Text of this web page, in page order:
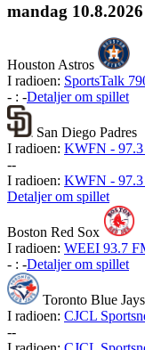
mandag 10.8.2026
Houston Astros
I radioen: SportsTalk
- : -Detaljer om spillet
San Diego Padres
I radioen: KWFN - 97.3
--
I radioen: KWFN - 97.3
Detaljer om spillet
Boston Red Sox
I radioen: WEEI 93.7
- : -Detaljer om spillet
Toronto Blue Jays
I radioen: CJCL
--